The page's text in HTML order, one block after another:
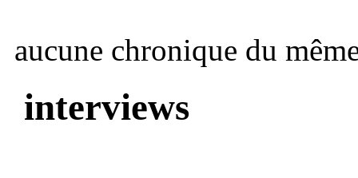
aucune chronique du
interviews